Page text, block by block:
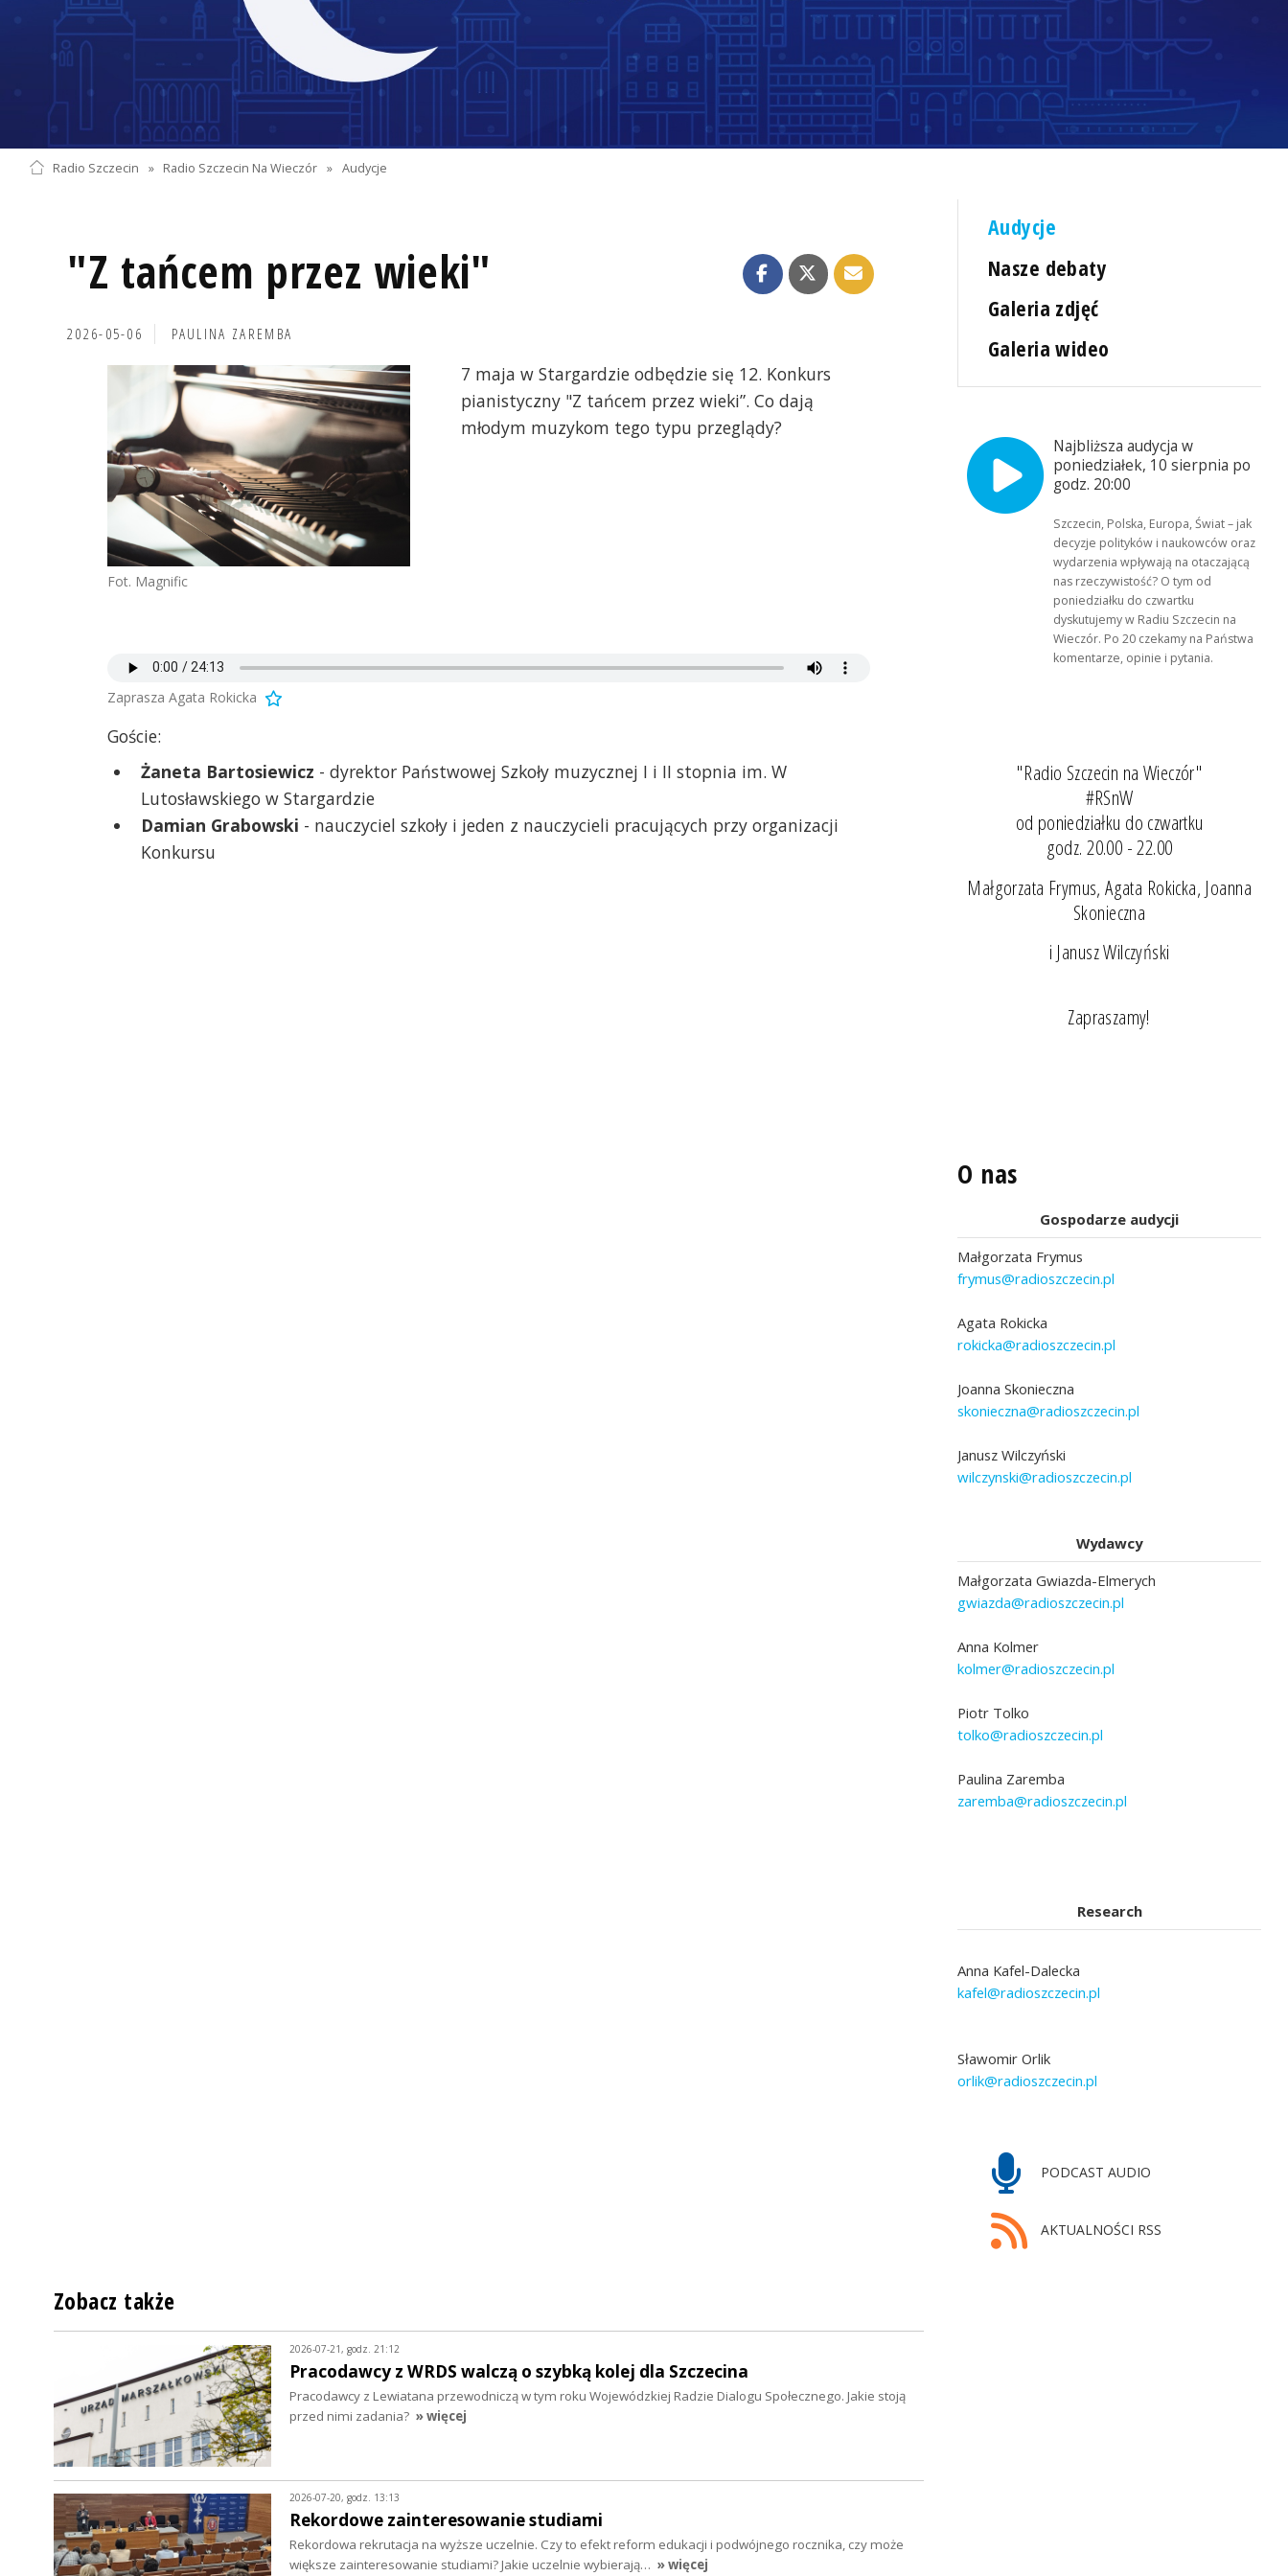
Radio Szczecin » Radio Szczecin Na Wieczór » Audycje
"Z tańcem przez wieki"
2026-05-06 PAULINA ZAREMBA
Fot. Magnific
7 maja w Stargardzie odbędzie się 12. Konkurs
pianistyczny "Z tańcem przez wieki”. Co dają
młodym muzykom tego typu przeglądy?
Zaprasza Agata Rokicka
Goście:
Żaneta Bartosiewicz - dyrektor Państwowej Szkoły muzycznej I i II stopnia im. W
Lutosławskiego w Stargardzie
Damian Grabowski - nauczyciel szkoły i jeden z nauczycieli pracujących przy organizacji
Konkursu
Audycje
Nasze debaty
Galeria zdjęć
Galeria wideo
Najbliższa audycja w
poniedziałek, 10 sierpnia po
godz. 20:00
Szczecin, Polska, Europa, Świat – jak
decyzje polityków i naukowców oraz
wydarzenia wpływają na otaczającą
nas rzeczywistość? O tym od
poniedziałku do czwartku
dyskutujemy w Radiu Szczecin na
Wieczór. Po 20 czekamy na Państwa
komentarze, opinie i pytania.
"Radio Szczecin na Wieczór"
#RSnW
od poniedziałku do czwartku
godz. 20.00 - 22.00
Małgorzata Frymus, Agata Rokicka, Joanna
Skonieczna
i Janusz Wilczyński
Zapraszamy!
O nas
Gospodarze audycji
Małgorzata Frymus
frymus@radioszczecin.pl
Agata Rokicka
rokicka@radioszczecin.pl
Joanna Skonieczna
skonieczna@radioszczecin.pl
Janusz Wilczyński
wilczynski@radioszczecin.pl
Wydawcy
Małgorzata Gwiazda-Elmerych
gwiazda@radioszczecin.pl
Anna Kolmer
kolmer@radioszczecin.pl
Piotr Tolko
tolko@radioszczecin.pl
Paulina Zaremba
zaremba@radioszczecin.pl
Research
Anna Kafel-Dalecka
kafel@radioszczecin.pl
Sławomir Orlik
orlik@radioszczecin.pl
PODCAST AUDIO
AKTUALNOŚCI RSS
Zobacz także
2026-07-21, godz. 21:12
Pracodawcy z WRDS walczą o szybką kolej dla Szczecina
Pracodawcy z Lewiatana przewodniczą w tym roku Wojewódzkiej Radzie Dialogu Społecznego. Jakie stoją
przed nimi zadania? » więcej
2026-07-20, godz. 13:13
Rekordowe zainteresowanie studiami
Rekordowa rekrutacja na wyższe uczelnie. Czy to efekt reform edukacji i podwójnego rocznika, czy może
większe zainteresowanie studiami? Jakie uczelnie wybierają… » więcej